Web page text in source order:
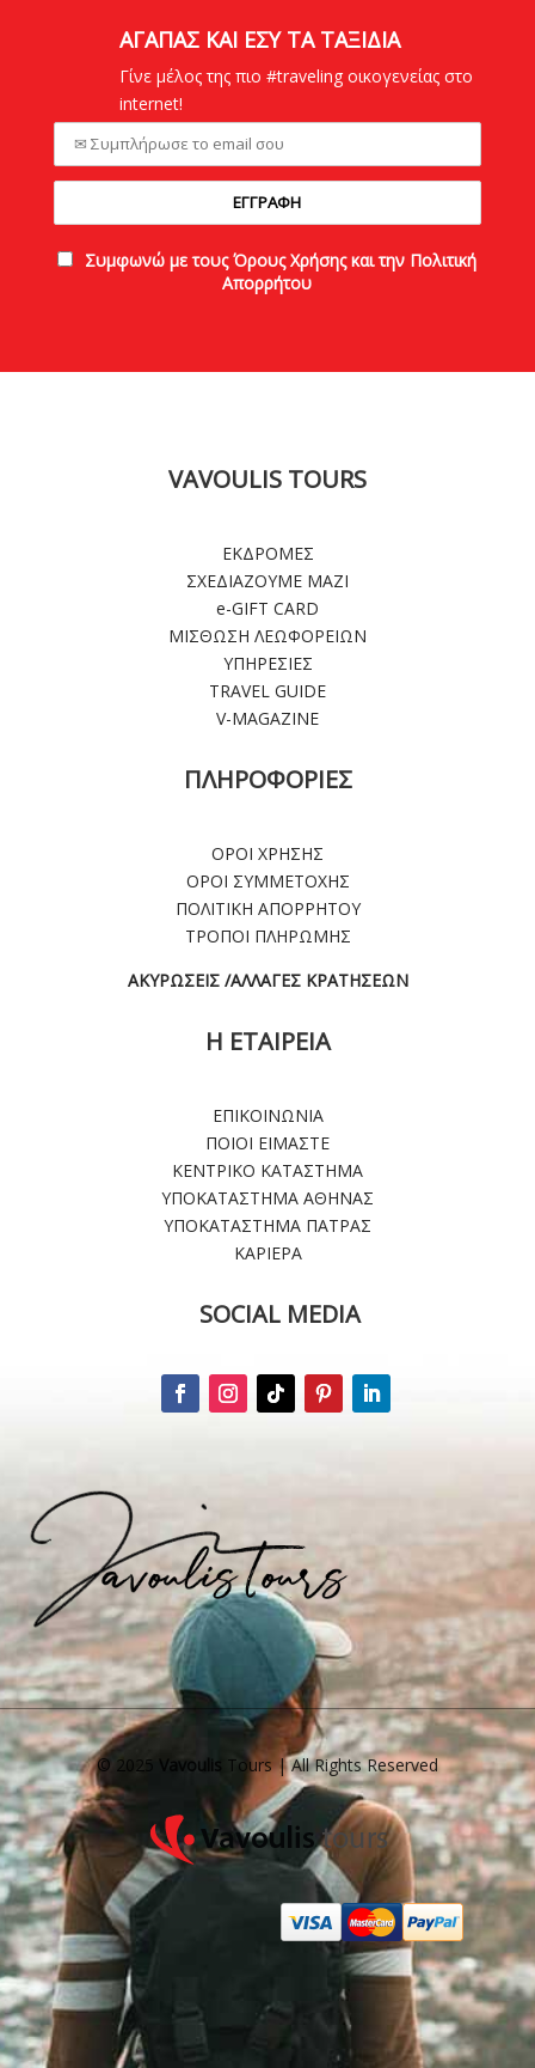
ΑΓΑΠΑΣ ΚΑΙ ΕΣΥ ΤΑ ΤΑΞΙΔΙΑ
Γίνε μέλος της πιο #traveling οικογενείας στο
internet!
Συμφωνώ με τους Όρους Χρήσης και την Πολιτική
Απορρήτου
VAVOULIS TOURS
ΕΚΔΡΟΜΕΣ
ΣΧΕΔΙΑΖΟΥΜΕ ΜΑΖΙ
e-GIFT CARD
ΜΙΣΘΩΣΗ ΛΕΩΦΟΡΕΙΩΝ
ΥΠΗΡΕΣΙΕΣ
TRAVEL GUIDE
V-MAGAZINE
ΠΛΗΡΟΦΟΡΙΕΣ
ΟΡΟΙ ΧΡΗΣΗΣ
ΟΡΟΙ ΣΥΜΜΕΤΟΧΗΣ
ΠΟΛΙΤΙΚΗ ΑΠΟΡΡΗΤΟΥ
ΤΡΟΠΟΙ ΠΛΗΡΩΜΗΣ
ΑΚΥΡΩΣΕΙΣ /ΑΛΛΑΓΕΣ ΚΡΑΤΗΣΕΩΝ
Η ΕΤΑΙΡΕΙΑ
ΕΠΙΚΟΙΝΩΝΙΑ
ΠΟΙΟΙ ΕΙΜΑΣΤΕ
ΚΕΝΤΡΙΚΟ ΚΑΤΑΣΤΗΜΑ
ΥΠΟΚΑΤΑΣΤΗΜΑ ΑΘΗΝΑΣ
ΥΠΟΚΑΤΑΣΤΗΜΑ ΠΑΤΡΑΣ
ΚΑΡΙΕΡΑ
SOCIAL MEDIA
© 2025 Vavoulis Tours | All Rights Reserved